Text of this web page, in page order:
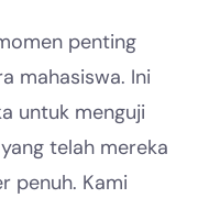
penting
mahasiswa. Ini
untuk menguji
telah mereka
penuh. Kami